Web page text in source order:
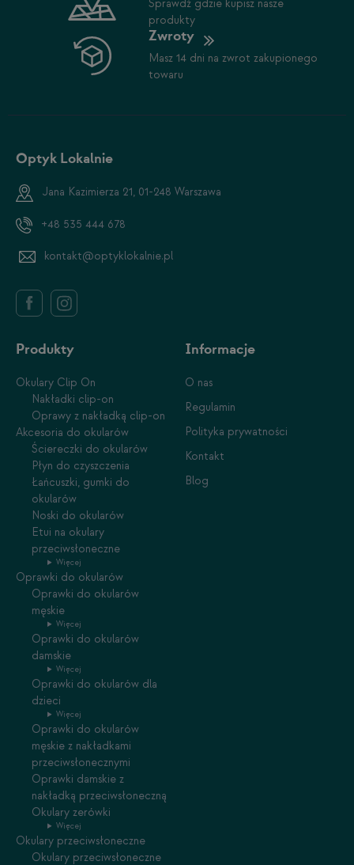
Sprawdź gdzie kupisz nasze
produkty
Zwroty
Masz 14 dni na zwrot zakupionego
towaru
Optyk Lokalnie
Jana Kazimierza 21, 01-248 Warszawa
+48 535 444 678
kontakt@optyklokalnie.pl
Produkty
Okulary Clip On
Nakładki clip-on
Oprawy z nakładką clip-on
Akcesoria do okularów
Ściereczki do okularów
Płyn do czyszczenia
Łańcuszki, gumki do
okularów
Noski do okularów
Etui na okulary
przeciwsłoneczne
Więcej
Oprawki do okularów
Oprawki do okularów
męskie
Więcej
Oprawki do okularów
damskie
Więcej
Oprawki do okularów dla
dzieci
Więcej
Oprawki do okularów
męskie z nakładkami
przeciwsłonecznymi
Oprawki damskie z
nakładką przeciwsłoneczną
Okulary zerówki
Więcej
Okulary przeciwsłoneczne
Okulary przeciwsłoneczne
Informacje
O nas
Regulamin
Polityka prywatności
Kontakt
Blog